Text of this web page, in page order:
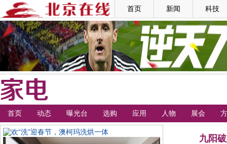
首页 新闻 科技
首页 动态 曝光台 选购 应用 人物 展会
九阳